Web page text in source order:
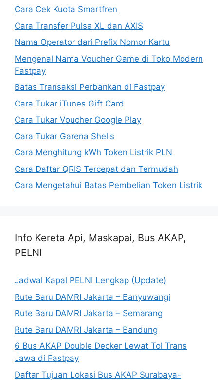
Cara Cek Kuota Smartfren
Cara Transfer Pulsa XL dan AXIS
Nama Operator dari Prefix Nomor Kartu
Mengenal Nama Voucher Game di Toko Modern
Fastpay
Batas Transaksi Perbankan di Fastpay
Cara Tukar iTunes Gift Card
Cara Tukar Voucher Google Play
Cara Tukar Garena Shells
Cara Menghitung kWh Token Listrik PLN
Cara Daftar QRIS Tercepat dan Termudah
Cara Mengetahui Batas Pembelian Token Listrik
Info Kereta Api, Maskapai, Bus AKAP,
PELNI
Jadwal Kapal PELNI Lengkap (Update)
Rute Baru DAMRI Jakarta – Banyuwangi
Rute Baru DAMRI Jakarta – Semarang
Rute Baru DAMRI Jakarta – Bandung
6 Bus AKAP Double Decker Lewat Tol Trans
Jawa di Fastpay
Daftar Tujuan Lokasi Bus AKAP Surabaya-